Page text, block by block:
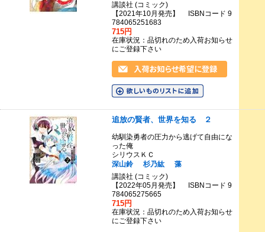
講談社 (コミック)
【2021年10月発売】 ISBNコード 9
784065251683
715円
在庫状況：品切れのため入荷お知らせ
にご登録下さい
追放の賢者、世界を知る ２
幼馴染勇者の圧力から逃げて自由にな
った俺
シリウスＫＣ
深山鈴
杉乃紘
藻
講談社 (コミック)
【2022年05月発売】 ISBNコード 9
784065275665
715円
在庫状況：品切れのため入荷お知らせ
にご登録下さい